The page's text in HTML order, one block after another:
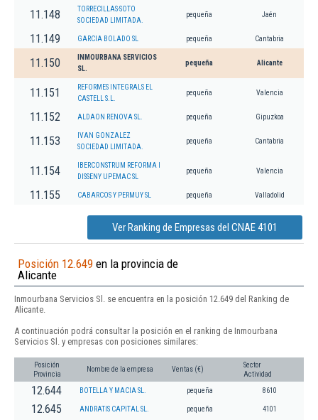
11.148
TORRECILLAS-SOTO
SOCIEDAD LIMITADA.
pequeña Jaén
11.149 GARCIA BOLADO SL pequeña Cantabria
11.150
INMOURBANA SERVICIOS
SL.
pequeña Alicante
11.151
REFORMES INTEGRALS EL
CASTELL S.L.
pequeña Valencia
11.152 ALDAON RENOVA SL. pequeña Gipuzkoa
11.153
IVAN GONZALEZ
SOCIEDAD LIMITADA.
pequeña Cantabria
11.154
IBERCONSTRUM REFORMA I
DISSENY UPEMAC SL
pequeña Valencia
11.155 CABARCOS Y PERMUY SL pequeña Valladolid
Ver Ranking de Empresas del CNAE 4101
Posición 12.649 en la provincia de
Alicante
Inmourbana Servicios Sl. se encuentra en la posición 12.649 del Ranking de
Alicante.
A continuación podrá consultar la posición en el ranking de Inmourbana
Servicios Sl. y empresas con posiciones similares:
Posición
Provincia
Nombre de la empresa Ventas (€)
Sector
Actividad
12.644 BOTELLA Y MACIA SL. pequeña 8610
12.645 ANDRATIS CAPITAL SL. pequeña 4101